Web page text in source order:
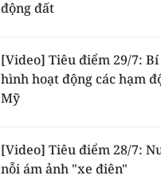
động đất
[Video] Tiêu điểm 29/7:
hình hoạt động các hạm
Mỹ
[Video] Tiêu điểm 28/7:
nỗi ám ảnh "xe điên"